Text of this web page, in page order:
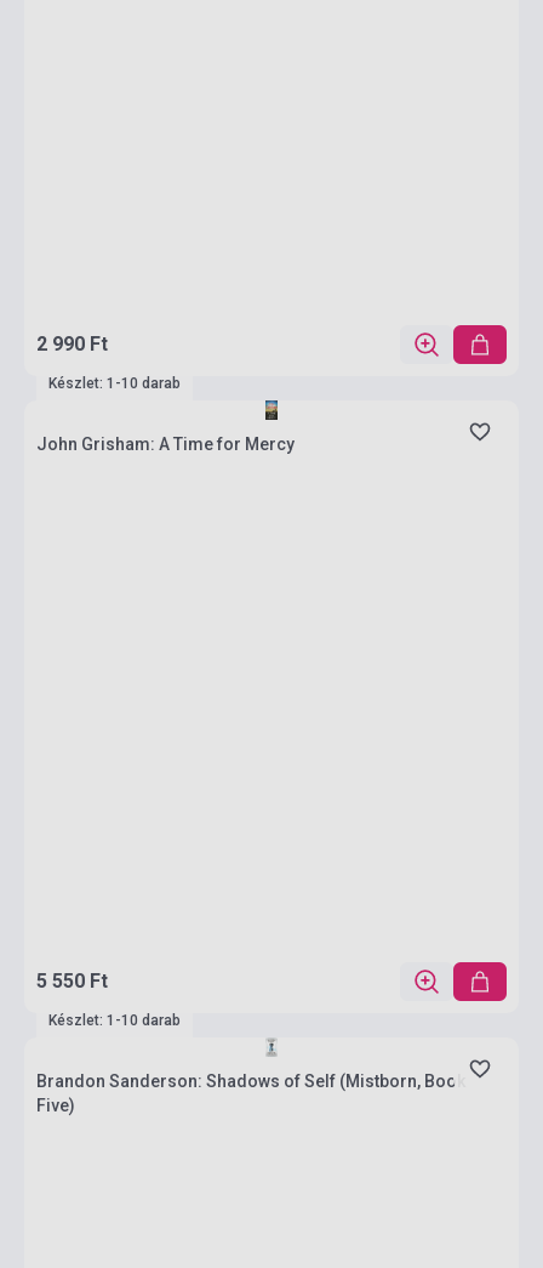
2 990 Ft
Készlet: 1-10 darab
John Grisham: A Time for Mercy
5 550 Ft
Készlet: 1-10 darab
Brandon Sanderson: Shadows of Self (Mistborn, Book
Five)